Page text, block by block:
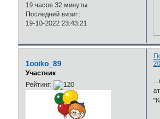
19 часов 32 минуты
Последний визит:
19-10-2022 23:43:21
1ooiko_89
Участник
Рейтинг: